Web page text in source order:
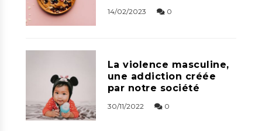
14/02/2023 0
La violence masculine,
une addiction créée
par notre société
30/11/2022 0